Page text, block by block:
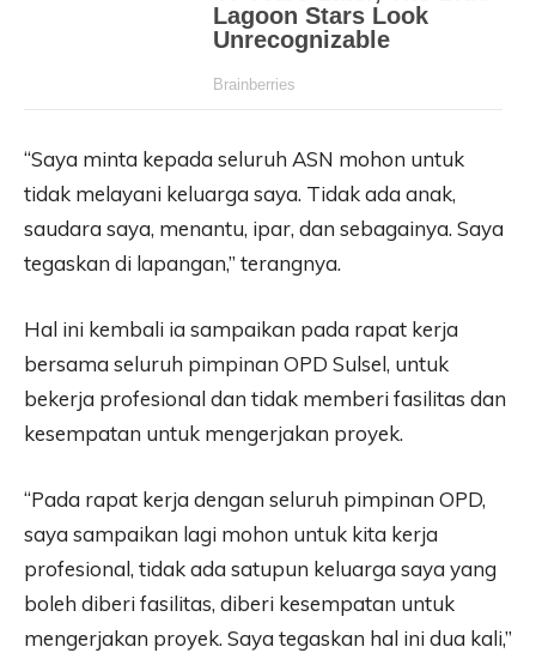
“Saya minta kepada seluruh ASN mohon untuk
tidak melayani keluarga saya. Tidak ada anak,
saudara saya, menantu, ipar, dan sebagainya. Saya
tegaskan di lapangan,” terangnya.
Hal ini kembali ia sampaikan pada rapat kerja
bersama seluruh pimpinan OPD Sulsel, untuk
bekerja profesional dan tidak memberi fasilitas dan
kesempatan untuk mengerjakan proyek.
“Pada rapat kerja dengan seluruh pimpinan OPD,
saya sampaikan lagi mohon untuk kita kerja
profesional, tidak ada satupun keluarga saya yang
boleh diberi fasilitas, diberi kesempatan untuk
mengerjakan proyek. Saya tegaskan hal ini dua kali,”